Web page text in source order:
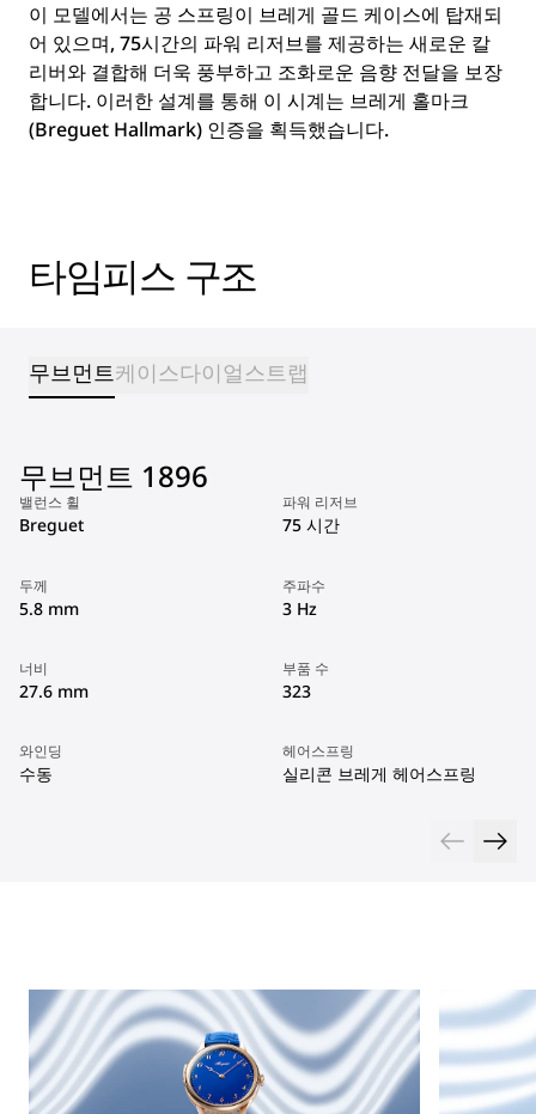
이 모델에서는 공 스프링이 브레게 골드 케이스에 탑재되
어 있으며, 75시간의 파워 리저브를 제공하는 새로운 칼
리버와 결합해 더욱 풍부하고 조화로운 음향 전달을 보장
합니다. 이러한 설계를 통해 이 시계는 브레게 홀마크
(Breguet Hallmark) 인증을 획득했습니다.
타임피스 구조
무브먼트케이스다이얼스트랩
무브먼트 1896
밸런스 휠
Breguet
파워 리저브
75 시간
두께
5.8 mm
주파수
3 Hz
너비
27.6 mm
부품 수
323
와인딩
수동
헤어스프링
실리콘 브레게 헤어스프링